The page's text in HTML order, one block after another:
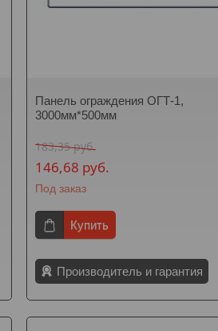
Панель ограждения ОГТ-1,
3000мм*500мм
183,35руб.
146,68 руб.
Под заказ
Купить
Производитель и гарантия